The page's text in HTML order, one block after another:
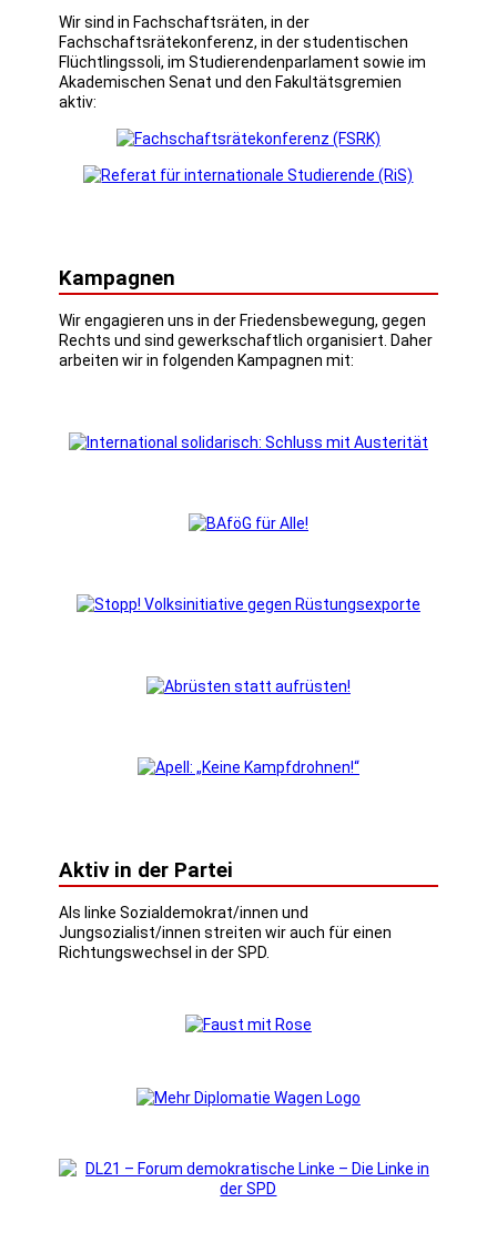
Wir sind in Fachschaftsräten, in der
Fachschaftsrätekonferenz, in der studentischen
Flüchtlingssoli, im Studierendenparlament sowie im
Akademischen Senat und den Fakultätsgremien
aktiv:
Kampagnen
Wir engagieren uns in der Friedensbewegung, gegen
Rechts und sind gewerkschaftlich organisiert. Daher
arbeiten wir in folgenden Kampagnen mit:
Aktiv in der Partei
Als linke Sozialdemokrat/innen und
Jungsozialist/innen streiten wir auch für einen
Richtungswechsel in der SPD.